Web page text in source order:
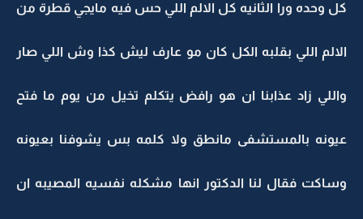
كل وحده ورا الثانيه كل الالم اللي حس فيه مايجي قطرة من
الالم اللي بقلبه الكل كان مو عارف ليش كذا وش اللي صار
واللي زاد عذابنا ان هو رافض يتكلم تخيل من يوم ما فتح
عيونه بالمستشفى مانطق ولا كلمه بس يشوفنا بعيونه
وساكت فقال لنا الدكتور انها مشكله نفسيه المصيبه ان